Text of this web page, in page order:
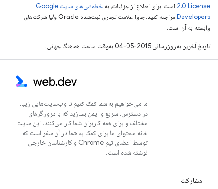
2.0 License است. برای اطلاع از جزئیات، به
خطمشی‌های سایت Google
Developers‏
مراجعه کنید. جاوا علامت تجاری ثبت‌شده Oracle و/یا شرکت‌های
وابسته به آن است.
تاریخ آخرین به‌روزرسانی 2015-05-04 به‌وقت ساعت هماهنگ جهانی.
ما می‌خواهیم به شما کمک کنیم تا وب‌سایت‌هایی زیبا،
در دسترس، سریع و ایمن بسازید که با مرورگرهای
مختلف و برای همه کاربران شما کار می‌کنند. این سایت
خانه محتوای ما برای کمک به شما در آن سفر است که
توسط اعضای تیم Chrome و کارشناسان خارجی
نوشته شده است.
مشارکت